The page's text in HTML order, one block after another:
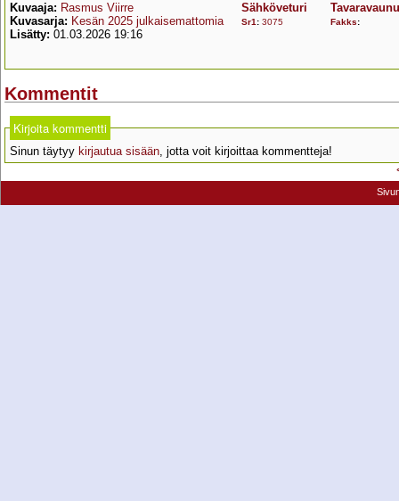
Kuvaaja: Rasmus Viirre
Kuvasarja: Kesän 2025 julkaisemattomia
Lisätty: 01.03.2026 19:16
Sähköveturi
Sr1 : 3075 Fakks:
Kommentit
Kirjoita kommentti
Sinun täytyy kirjautua sisään, jotta voit kirjoittaa kommentteja!